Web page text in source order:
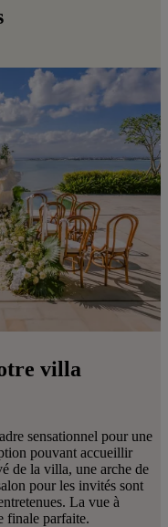
villa
sensationnel pour une
pouvant accueillir
de la villa, une arche de
pour les invités sont
La vue à
finale parfaite.